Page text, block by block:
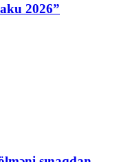
2026”